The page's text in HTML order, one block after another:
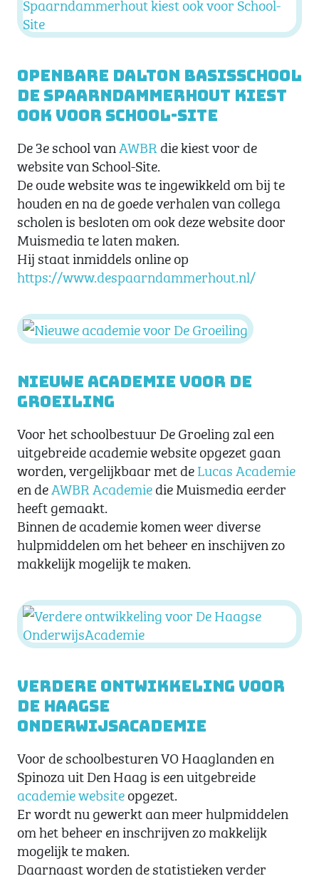
Openbare Dalton basisschool
De Spaarndammerhout kiest
ook voor School-Site
De 3e school vanAWBR die kiest voor de
website van School-Site.
De oude website was te ingewikkeld om bij te
houden en na de goede verhalen van collega
scholen is besloten om ook deze website door
Muismedia te laten maken.
Hij staat inmiddels online op
https://www.despaarndammerhout.nl/
Nieuwe academie voor De
Groeiling
Voor het schoolbestuur De Groeling zal een
uitgebreide academie website opgezet gaan
worden, vergelijkbaar met deLucas Academie
en deAWBR Academiedie Muismedia eerder
heeft gemaakt.
Binnen de academie komen weer diverse
hulpmiddelen om het beheer en inschijven zo
makkelijk mogelijk te maken.
Verdere ontwikkeling voor
De Haagse
OnderwijsAcademie
Voor de schoolbesturen VO Haaglanden en
Spinoza uit Den Haag is een uitgebreide
academie websiteopgezet.
Er wordt nu gewerkt aan meer hulpmiddelen
om het beheer en inschrijven zo makkelijk
mogelijk te maken.
Daarnaast worden de statistieken verder